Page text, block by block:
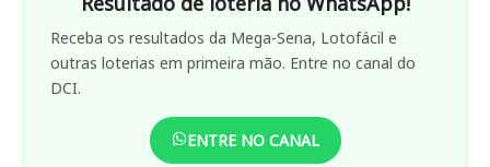
Receba os resultados da Mega-Sena, Lotofácil e
outras loterias em primeira mão. Entre no canal do
DCI.
ENTRE NO CANAL